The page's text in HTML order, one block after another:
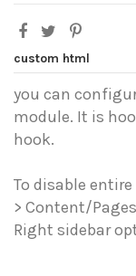
custom html
you can
module. It is
hook.
To disable
> Content/
Right sidebar